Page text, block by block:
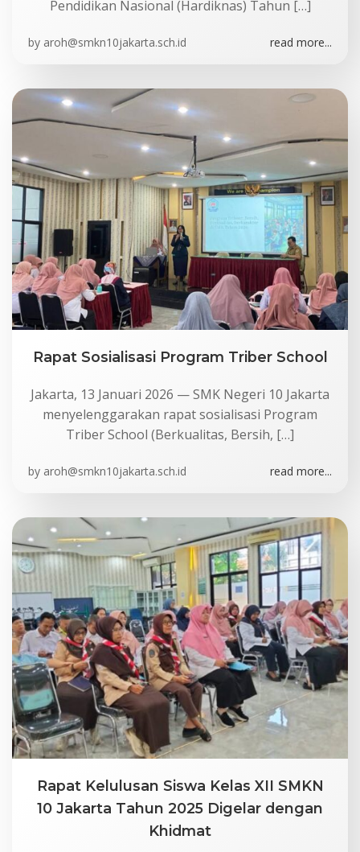
Pendidikan Nasional (Hardiknas) Tahun […]
by aroh@smkn10jakarta.sch.id read more...
Rapat Sosialisasi Program Triber School
Jakarta, 13 Januari 2026 — SMK Negeri 10 Jakarta
menyelenggarakan rapat sosialisasi Program
Triber School (Berkualitas, Bersih, […]
by aroh@smkn10jakarta.sch.id read more...
Rapat Kelulusan Siswa Kelas XII SMKN
10 Jakarta Tahun 2025 Digelar dengan
Khidmat